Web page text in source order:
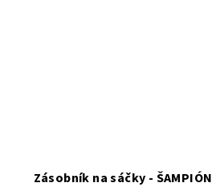
Zásobník na sáčky - ŠAMPIÓN